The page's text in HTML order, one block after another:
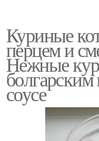
Куриные
перцем и
Нежные
соусе